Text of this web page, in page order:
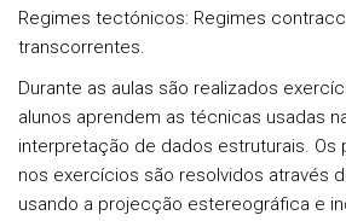
Regimes tectónicos: Regimes
transcorrentes.
Durante as aulas são realizados
alunos aprendem as técnicas usadas
interpretação de dados estruturais. Os
nos exercícios são resolvidos através
usando a projecção estereográfica e